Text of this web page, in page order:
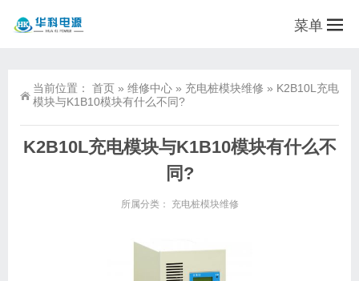
菜单
当前位置： 首页 » 维修中心 » 充电桩模块维修 » K2B10L充电
模块与K1B10模块有什么不同?
K2B10L充电模块与K1B10模块有什么不
同?
所属分类： 充电桩模块维修